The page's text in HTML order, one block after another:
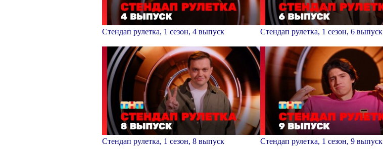
Стендап рулетка, 1 сезон, 4 выпуск Стендап рулетка, 1 сезон, 6 выпуск
Стендап рулетка, 1 сезон, 8 выпуск Стендап рулетка, 1 сезон, 9 выпуск